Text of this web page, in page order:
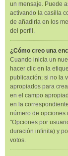
un mensaje. Puede
activando la casilla
de añadirla en los
del perfil.
¿Cómo creo una
Cuando inicia un
hacer clic en la
publicación; si no la
apropiados para
en el campo
en la
número de opciones
"Opciones por
duración infinita) y
votos.